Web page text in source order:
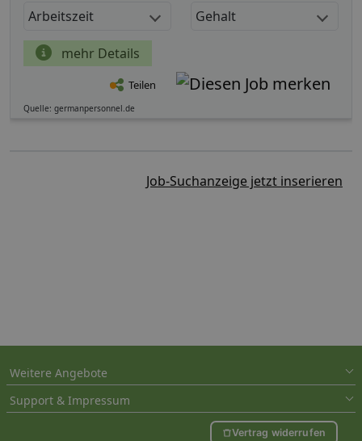
Arbeitszeit Gehalt
mehr Details
Teilen
Quelle: germanpersonnel.de
Job-Suchanzeige jetzt inserieren
Weitere Angebote
Support & Impressum
Vertrag widerrufen